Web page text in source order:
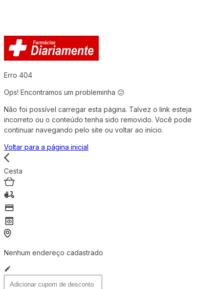
Erro 404
Ops! Encontramos um probleminha 😕
Não foi possível carregar esta página. Talvez o link esteja
incorreto ou o conteúdo tenha sido removido. Você pode
continuar navegando pelo site ou voltar ao início.
Voltar para a página inicial
Cesta
Nenhum endereço cadastrado